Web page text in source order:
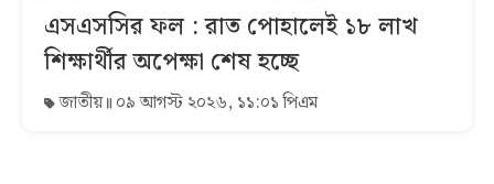
এসএসসির ফল : রাত পোহালেই ১৮ লাখ
শিক্ষার্থীর অপেক্ষা শেষ হচ্ছে
জাতীয় ০৯ আগস্ট ২০২৬, ১১:০১ পিএম